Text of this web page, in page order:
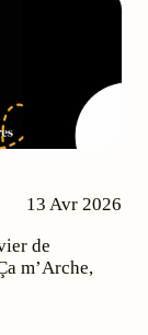
13 Avr 2026
de
m’Arche,